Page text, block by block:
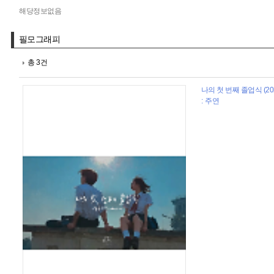
해당정보없음
필모그래피
총 3건
나의 첫 번째 졸업식
: 주연